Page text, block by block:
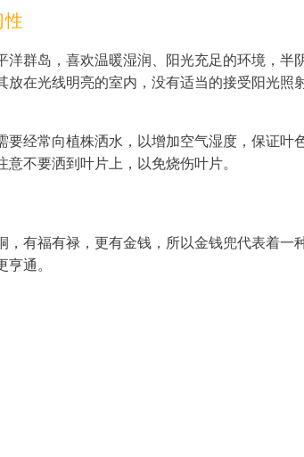
殖
性
洋群岛，喜欢温暖湿润、阳光充足的环境，半
放在光线明亮的室内，没有适当的接受阳光照
要经常向植株洒水，以增加空气湿度，保证叶
意不要洒到叶片上，以免烧伤叶片。
，有福有禄，更有金钱，所以金钱兜代表着一
亨通。